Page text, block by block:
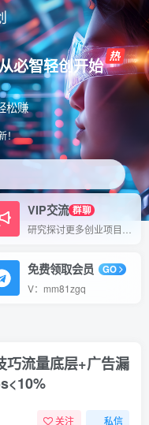
必智轻创开始
松赚
！
VIP交流 群聊
免费领取会员
GO
V：mm81zgq
巧流量底层+广告漏
关注 私信